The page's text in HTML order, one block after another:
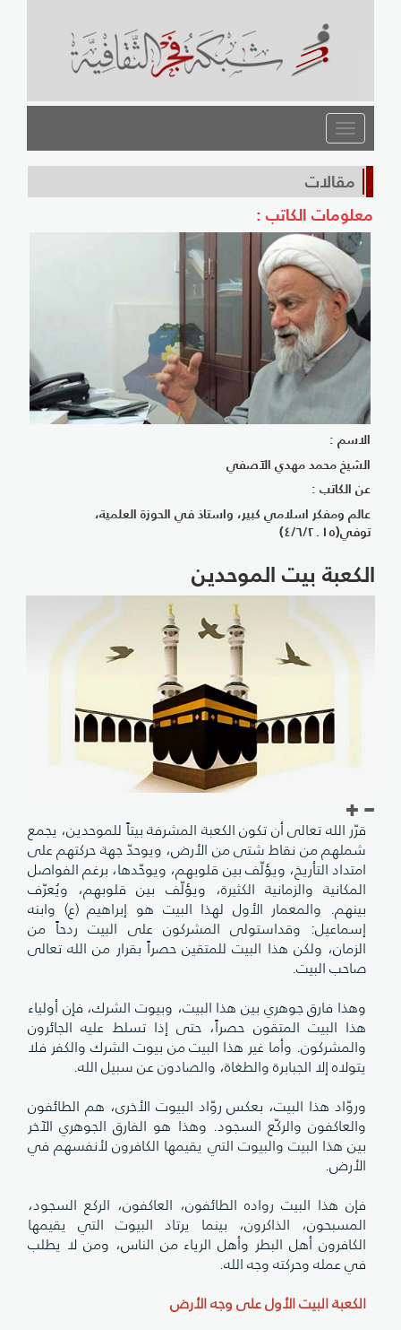
القائمة
مقالات
معلومات الكاتب :
الاسم :
الشيخ محمد مهدي الآصفي
عن الكاتب :
عالم ومفكر اسلامي كبير، واستاذ في الحوزة العلمية،
توفي(٤/٦/٢٠١٥)
الكعبة بيت الموحدين
قرّر الله تعالى أن تكون الكعبة المشرفة بيتاً للموحدين، يجمع
شملهم من نقاط شتى من الأرض، ويوحدّ جهة حركتهم على
امتداد التأريخ، ويؤلّف بين قلوبهم، ويوحّدها، برغم الفواصل
المكانية والزمانية الكثيرة، ويؤلّف بين قلوبهم، ويُعرّف
بينهم. والمعمار الأول لهذا البيت هو إبراهيم (ع) وابنه
إسماعيل: وقداستولى المشركون على البيت ردحاً من
الزمان، ولكن هذا البيت للمتقين حصراً بقرار من الله تعالى
صاحب البيت.
وهذا فارق جوهري بين هذا البيت، وبيوت الشرك، فإن أولياء
هذا البيت المتقون حصراً، حتى إذا تسلط عليه الجائرون
والمشركون. وأما غير هذا البيت من بيوت الشرك والكفر فلا
يتولاه إلا الجبابرة والطغاة، والصادون عن سبيل الله.
وروّاد هذا البيت، بعكس روّاد البيوت الأخرى، هم الطائفون
والعاكفون والركّع السجود. وهذا هو الفارق الجوهري الآخر
بين هذا البيت والبيوت التي يقيمها الكافرون لأنفسهم في
الأرض.
فإن هذا البيت رواده الطائفون، العاكفون، الركع السجود،
المسبحون، الذاكرون، بينما يرتاد البيوت التي يقيمها
الكافرون أهل البطر وأهل الرياء من الناس، ومن لا يطلب
في عمله وحركته وجه الله.
الكعبة البيت الأول على وجه الأرض